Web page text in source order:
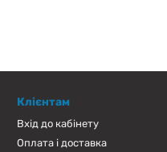
Клієнтам
Вхід до кабінету
Оплата і доставка